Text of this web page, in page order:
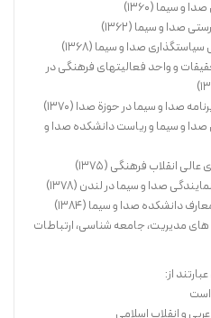
حضرت رقیه(س) چیزی بنویسم و عرض
نوشتۀ دکتر عایشه بنت‌الشاطی
بودم و بر همان سیاق چیزی نوشته
بودم. دبیر انشای ما در کلاس هشتم
آن بود که نشد. در سال‌های اخیر
نبود. شعر حاضر، با شرح پایان
کوچکش گهوارۀ تاریخ را به حرکت
سومین عرض ادب خود به ساحت مقدس او
و سیما (1360)
صدا و سیما (1362)
صدا و سیما (1368)
و واحد فعالیتهای فرهنگی در
صدا و سیما در حوزة صدا (1370)
صدا و سیما و ریاست دانشکده صدا و
انقلاب فرهنگی (1375)
صدا و سیما در لندن (1378)
دانشکده صدا و سیما (1384)
مدیریت، جامعه شناسی، ارتباطات
از: